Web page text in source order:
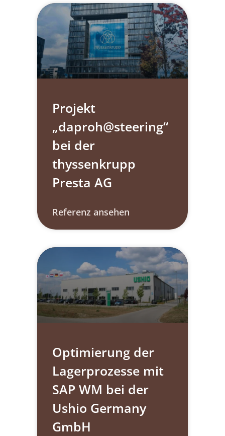
Projekt
„daproh@steering“​
bei der
thyssenkrupp
Presta AG
Referenz ansehen
Optimierung der
Lagerprozesse mit
SAP WM bei der
Ushio Germany
GmbH​